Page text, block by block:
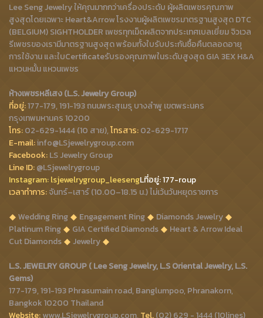
Lee Seng Jewelry ให้คุณมากกว่าเครื่องประดับ ผู้ผลิตเพชรคุณภาพ
สูงสุดโดยเฉพาะ Heart&Arrow โรงงานผู้ผลิตเพชรมาตรฐานสูงสุด DTC
(BELGIUM) SIGHTHOLDER เพชรทุกเม็ดผลิตจากประเทศเบลเยี่ยม จิวเวล
รีเพชรของเรามีมาตรฐานสูงสุด พร้อมทั้งใบรับประกันซื้อคืนตลอดอายุ
การใช้งาน และใบCertificateรับรองคุณภาพในระดับสูงสุด GIA 3EX H&A
แหวนหมั้น แหวนเพชร
ห้างเพชรหลีเสง (L.S. Jewelry Group)
ที่อยู่:177-179, 191-193 ถนนพระสุเมรุ บางลำพู เขตพระนคร
กรุงเทพมหานคร 10200
โทร:02-629-1444 (10 สาย),โทรสาร:02-629-1717
E-mail:info@LSjewelrygroup.com
Facebook:LS Jewelry Group
Line ID:@LSjewelrygroup
Instagram:lsjewelrygroup_leesengLที่อยู่: 177-roup
เวลาทำการ:จันทร์–เสาร์ (10.00–18.15 น.) ไม่เว้นวันหยุดราชการ
Wedding Ring
Engagement Ring
Diamonds Jewelry
Platinum Ring
GIA Certified Diamonds
Heart & Arrow Ideal
Cut Diamonds
Jewelry
L.S. JEWELRY GROUP ( Lee Seng Jewelry, L.S Oriental Jewelry, L.S.
Gems)
177-179, 191-193 Phrasumain road, Banglumpoo, Phranakorn,
Bangkok 10200 Thailand
Website:www.LSjewelrygroup.com, Tel.(02) 629 - 1444 (10lines)